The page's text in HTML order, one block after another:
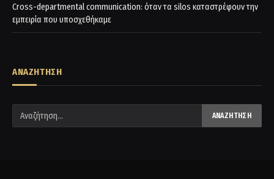
Cross-departmental communication: όταν τα silos καταστρέφουν την
εμπειρία που υποσχεθήκαμε
ΑΝΑΖΗΤΗΣΗ